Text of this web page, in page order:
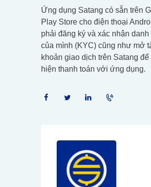
Ứng dụng Satang có sẵn trên
Play Store cho điện thoại
phải đăng ký và xác nhận danh
của mình (KYC) cũng như mở
khoản giao dịch trên Satang
hiện thanh toán với ứng dụng.